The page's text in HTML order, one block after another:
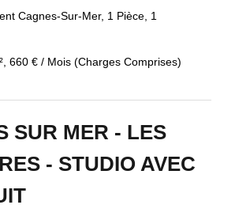
Cagnes-Sur-Mer, 1 Pièce, 1
660 € / Mois (Charges Comprises)
SUR MER - LES
- STUDIO AVEC